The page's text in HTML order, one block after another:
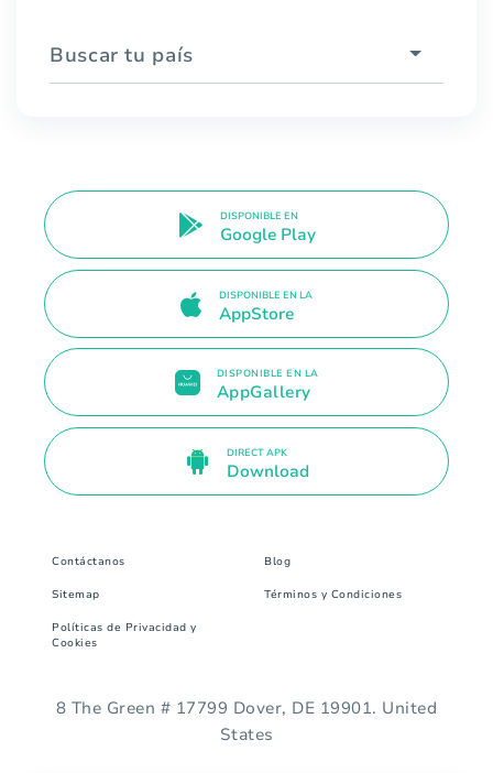
Buscar tu país
DISPONIBLE EN
Google Play
DISPONIBLE EN LA
AppStore
DISPONIBLE EN LA
AppGallery
DIRECT APK
Download
Contáctanos Blog
Sitemap Términos y Condiciones
Políticas de Privacidad y
Cookies
8 The Green # 17799 Dover, DE 19901. United
States